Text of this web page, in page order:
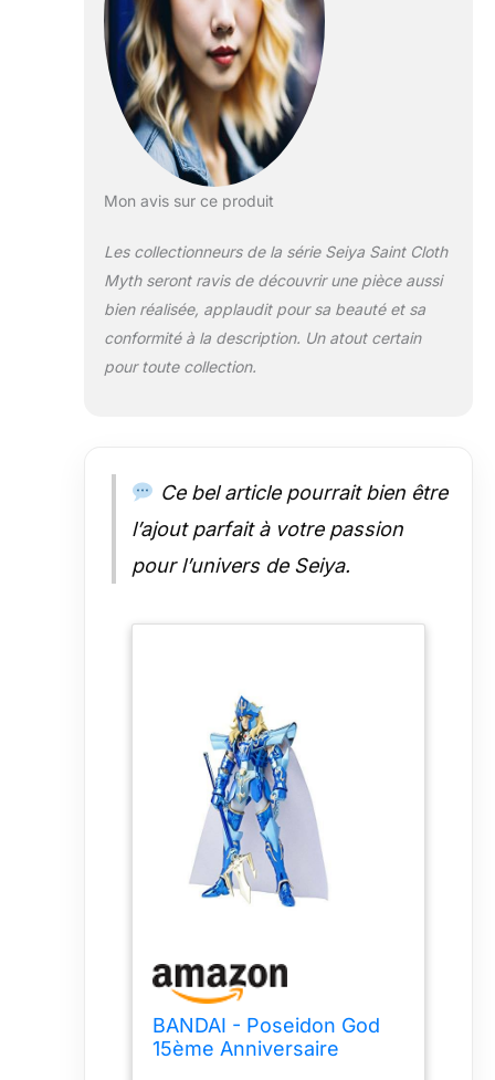
Mon avis sur ce produit
Les collectionneurs de la série Seiya Saint Cloth
Myth seront ravis de découvrir une pièce aussi
bien réalisée, applaudit pour sa beauté et sa
conformité à la description. Un atout certain
pour toute collection.
Ce bel article pourrait bien être
l’ajout parfait à votre passion
pour l’univers de Seiya.
BANDAI - Poseidon God
15ème Anniversaire